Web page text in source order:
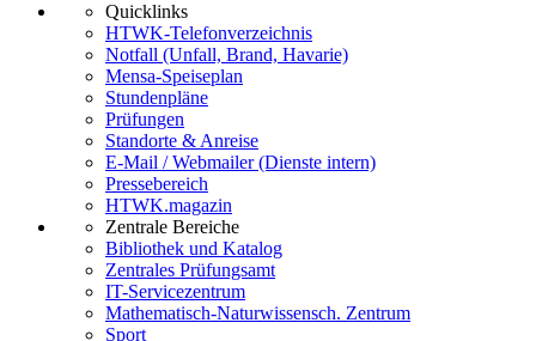
Quicklinks
HTWK-Telefonverzeichnis
Notfall (Unfall, Brand, Havarie)
Mensa-Speiseplan
Stundenpläne
Prüfungen
Standorte & Anreise
E-Mail / Webmailer (Dienste intern)
Pressebereich
HTWK.magazin
Zentrale Bereiche
Bibliothek und Katalog
Zentrales Prüfungsamt
IT-Servicezentrum
Mathematisch-Naturwissensch. Zentrum
Sport